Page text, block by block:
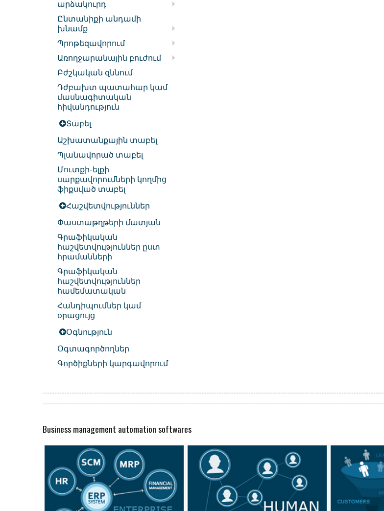
արձակուրդ
Ընտանիքի անդամի
խնամք
Պրոթեզավորում
Առողջարանային բուժում
Բժշկական զննում
Դժբախտ պատահար կամ
մասնագիտական
հիվանդություն
Տաբել
Աշխատանքային տաբել
Պլանավորած տաբել
Մուտքի-ելքի
սարքավորումների կողմից
ֆիքսված տաբել
Հաշվետվություններ
Փաստաթղթերի մատյան
Գրաֆիկական
հաշվետվություններ ըստ
հրամանների
Գրաֆիկական
հաշվետվություններ
համեմատական
Հանդիպումներ կամ
օրացույց
Օգնություն
Օգտագործողներ
Գործիքների կարգավորում
Business management automation softwares